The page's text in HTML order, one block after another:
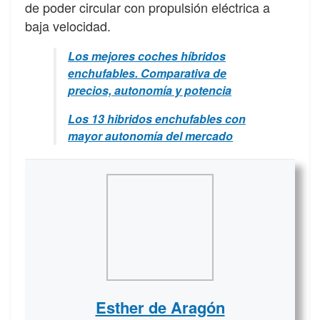
de poder circular con propulsión eléctrica a
baja velocidad.
Los mejores coches híbridos
enchufables. Comparativa de
precios, autonomía y potencia
Los 13 hibridos enchufables con
mayor autonomía del mercado
Esther de Aragón